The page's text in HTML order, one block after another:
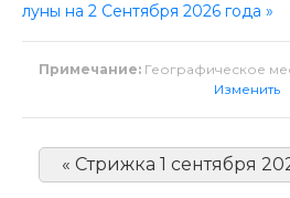
луны на 2 Сентября 2026 года »
Примечание: Географическое
Изменить
« Стрижка 1 сентября